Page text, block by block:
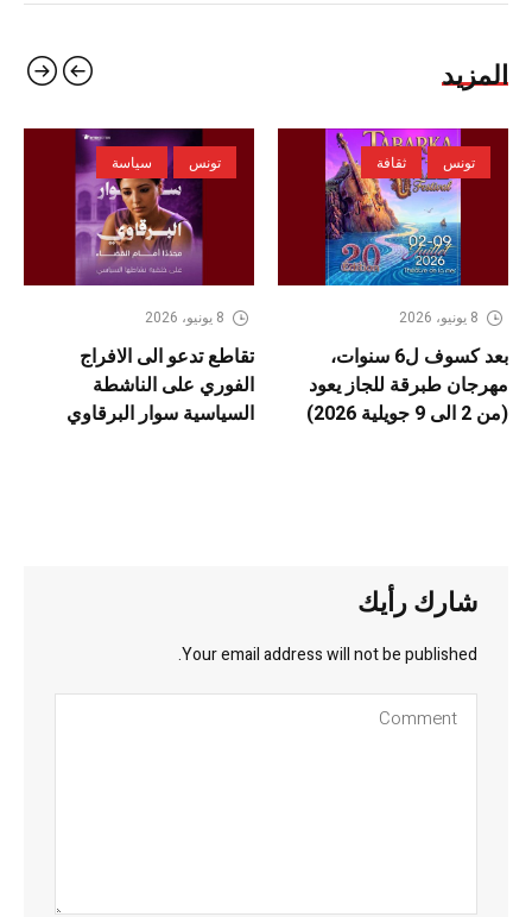
المزيد
تونس ثقافة
8 يونيو، 2026
بعد كسوف ل6 سنوات،
مهرجان طبرقة للجاز يعود
(من 2 الى 9 جويلية 2026)
تونس سياسة
8 يونيو، 2026
تقاطع تدعو الى الافراج
الفوري على الناشطة
السياسية سوار البرقاوي
شارك رأيك
Your email address will not be published.